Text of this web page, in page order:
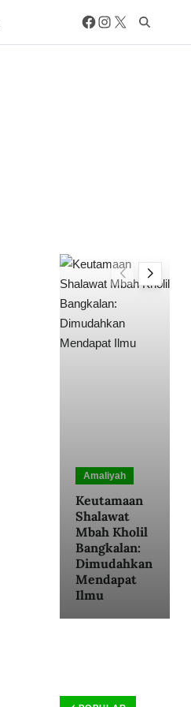
Amaliyah
Keutamaan
Shalawat
Mbah Kholil
Bangkalan:
Dimudahkan
Mendapat
Ilmu